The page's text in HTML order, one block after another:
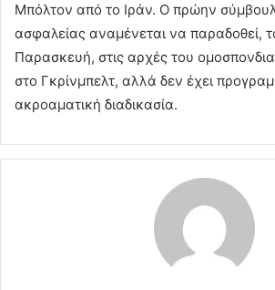
Μπόλτον από το Ιράν. Ο πρώην
ασφαλείας αναμένεται να παραδοθεί,
Παρασκευή, στις αρχές του
στο Γκρίνμπελτ, αλλά δεν έχει
ακροαματική διαδικασία.